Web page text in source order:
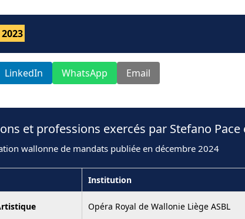
LinkedIn WhatsApp Email
et professions exercés par Stefano Pace
wallonne de mandats publiée en décembre 2024
Institution
Opéra Royal de Wallonie Liège ASBL